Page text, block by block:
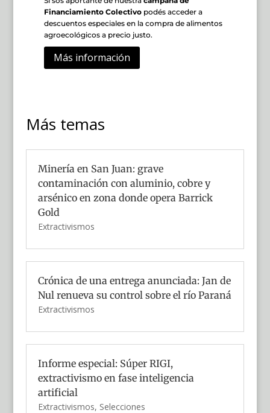
Financiamiento Colectivopodés acceder a
descuentos especiales en la compra de alimentos
agroecológicos a precio justo.
Más información
Más temas
Minería en San Juan: grave
contaminación con aluminio, cobre y
arsénico en zona donde opera Barrick
Gold
Extractivismos
Crónica de una entrega anunciada: Jan de
Nul renueva su control sobre el río Paraná
Extractivismos
Informe especial: Súper RIGI,
extractivismo en fase inteligencia
artificial
Extractivismos, Selecciones